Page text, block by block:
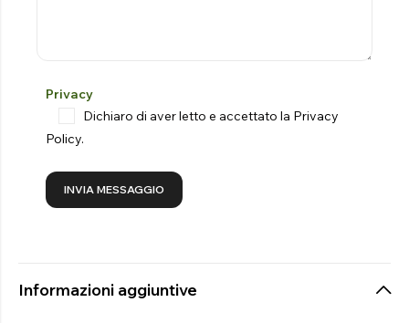
Privacy
Dichiaro di aver letto e accettato la Privacy
Policy.
Informazioni aggiuntive